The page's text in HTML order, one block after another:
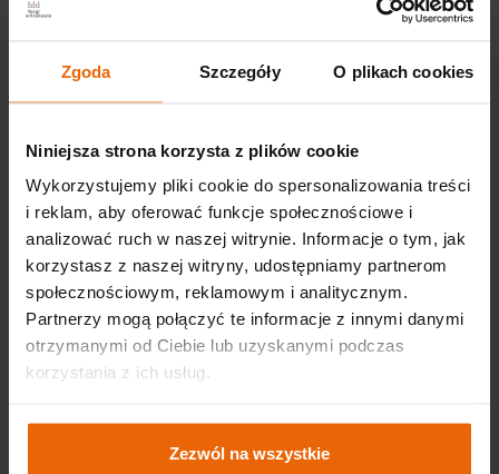
Zgoda Szczegóły O plikach cookies
Niniejsza strona korzysta z plików cookie
Wykorzystujemy pliki cookie do spersonalizowania treści
i reklam, aby oferować funkcje społecznościowe i
analizować ruch w naszej witrynie. Informacje o tym, jak
korzystasz z naszej witryny, udostępniamy partnerom
społecznościowym, reklamowym i analitycznym.
Partnerzy mogą połączyć te informacje z innymi danymi
otrzymanymi od Ciebie lub uzyskanymi podczas
korzystania z ich usług.
Zezwól na wszystkie
Oferujemy wsparcie działu IT, grafików, specjalisty
ds. AV, obsługi technicznej, ochrony i wykonawców
Catering
Nasz partner posiadający w obiekcie zaplecze
gastronomiczne pozwalające obsłużyć do 7000
osób jest do Państwa dyspozycji.